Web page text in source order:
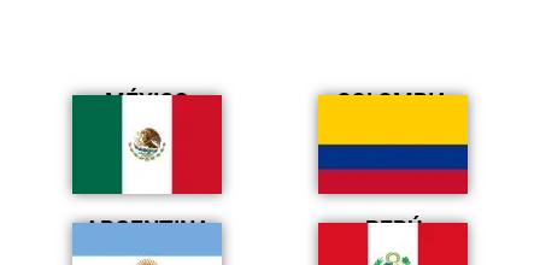
MÉXICO COLOMBIA
ARGENTINA PERÚ